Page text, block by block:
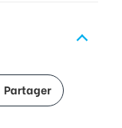
Partager